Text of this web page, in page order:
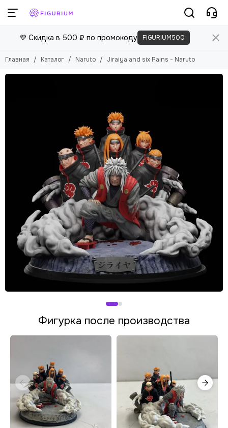
💜 Скидка в 500 ₽ по промокоду FIGURIUM500
Главная Каталог Naruto Jiraiya and six Pains - Naruto
Фигурка после производства